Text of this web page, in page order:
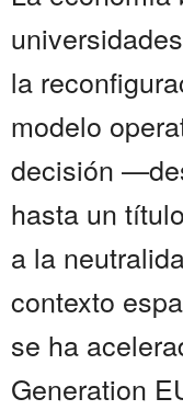
la
modelo
decisión
hasta un
a la
contexto
se ha
Generation